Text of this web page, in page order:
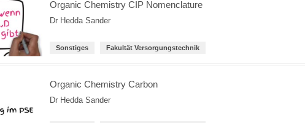
Organic Chemistry CIP Nomenclature
Dr Hedda Sander
Sonstiges Fakultät Versorgungstechnik
Organic Chemistry Carbon
Dr Hedda Sander